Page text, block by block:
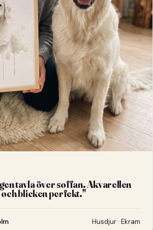
tavla över soffan. Akvarellen
blicken perfekt."
Husdjur · Ekram